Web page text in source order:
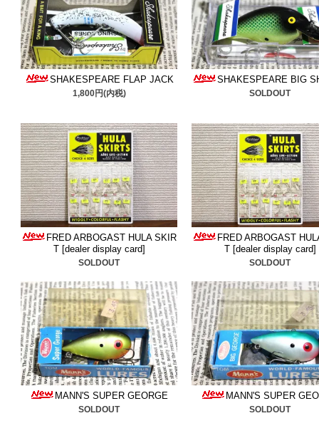
も御座います、是非ご検討
■2025/1/4 本年も宜しくお
ン追加しました。ご検討く
■2025/12/24 今年のアッ
ーストッパー＆ ヘドン追加
始に日時指定は可能ですが
あります。予めご了承をお
■2025/12/17ストーム＆ヘ
した。ストームは希少カ
い。
■2025/12/13 シャッド二つ
ルーシャッドとボーマーの
なルアーです、是非ご検討
■2025/12/10パンキンシー
SHAKESPEARE FLAP JACK
1,800円(内税)
SHAKESPEARE BIG
SOLDOUT
FRED ARBOGAST HULA SKIR
T [dealer display card]
SOLDOUT
FRED ARBOGAST
T [dealer display card]
SOLDOUT
MANN'S SUPER GEORGE
SOLDOUT
MANN'S SUPER
SOLDOUT